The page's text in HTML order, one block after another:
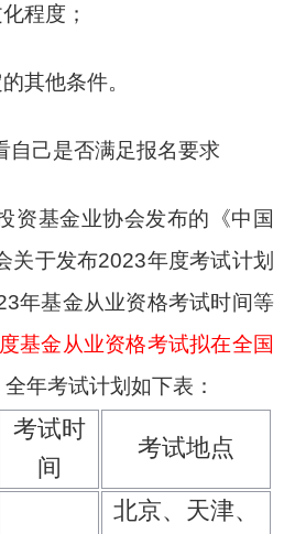
程度；
其他条件。
自己是否满足报名要求
资基金业协会发布的《中国
关于发布2023年度考试计划
年基金从业资格考试时间等
基金从业资格考试拟在全国
全年考试计划如下表：
考试时
间
考试地点
北京、天津、